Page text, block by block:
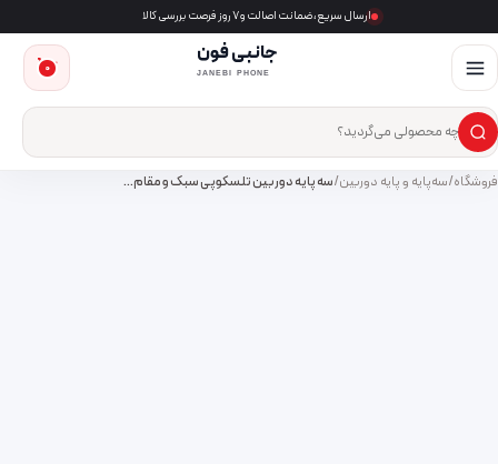
ارسال سریع، ضمانت اصالت و ۷ روز فرصت بررسی کالا
جانبی فون
JANEBI PHONE
جست‌وجوی محصول
×
0
فروشگاه/سه‌پایه و پایه دوربین/سه پایه دوربین تلسکوپی سبک و مقام…